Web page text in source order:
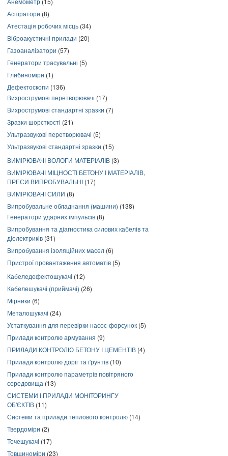
Аспіратори (8)
Атестація робочих місць (34)
Віброакустичні прилади (20)
Газоаналізатори (57)
Генератори трасувальні (5)
Глибиноміри (1)
Дефектоскопи (136)
Вихрострумові перетворювачі (17)
Вихрострумові стандартні зразки (7)
Зразки шорсткості (21)
Ультразвукові перетворювачі (5)
Ультразвукові стандартні зразки (15)
ВИМІРЮВАЧІ ВОЛОГИ МАТЕРІАЛІВ (3)
ВИМІРЮВАЧІ МІЦНОСТІ БЕТОНУ І МАТЕРІАЛІВ,
ПРЕСИ ВИПРОБУВАЛЬНІ (17)
ВИМІРЮВАЧІ СИЛИ (8)
Випробувальне обладнання (машини) (138)
Генератори ударних імпульсів (8)
Випробування та діагностика силових кабелів та
діелектриків (31)
Випробування ізоляційних масел (6)
Пристрої провантаження автоматів (5)
Кабеледефектошукачі (12)
Кабелешукачі (приймачі) (26)
Мірники (6)
Металошукачі (24)
Устаткування для перевірки насос-форсунок (5)
Прилади контролю армування (9)
ПРИЛАДИ КОНТРОЛЮ БЕТОНУ І ЦЕМЕНТІВ (4)
Прилади контролю доріг та ґрунтів (10)
Прилади контролю параметрів повітряного
середовища (13)
СИСТЕМИ І ПРИЛАДИ МОНІТОРИНГУ
ОБ'ЄКТІВ (11)
Системи та прилади теплового контролю (14)
Твердоміри (2)
Течешукачі (17)
Товщиноміри (23)